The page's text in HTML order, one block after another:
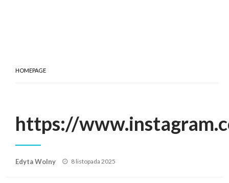
HOMEPAGE
https://
Edyta Wolny
Posted
8 listopada 2025